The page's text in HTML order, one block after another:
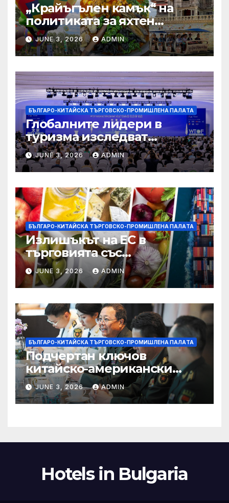
„Крайъгълен камък“ на
политиката за яхтен
туризъм на GBA
JUNE 3, 2026 ADMIN
БЪЛГАРО-КИТАЙСКА ТЪРГОВСКО-ПРОМИШЛЕНА ПАЛAТА
Глобалните лидери в
туризма изследват
бъдещето на пътуването,
управлявано от AI
JUNE 3, 2026 ADMIN
БЪЛГАРО-КИТАЙСКА ТЪРГОВСКО-ПРОМИШЛЕНА ПАЛAТА
Излишъкът на ЕС в
търговията със
селскостопански храни се
увеличава през февруари
JUNE 3, 2026 ADMIN
БЪЛГАРО-КИТАЙСКА ТЪРГОВСКО-ПРОМИШЛЕНА ПАЛAТА
Подчертан ключов
китайско-американски
консенсус –
Chinadaily.com.cn
JUNE 3, 2026 ADMIN
Hotels in Bulgaria